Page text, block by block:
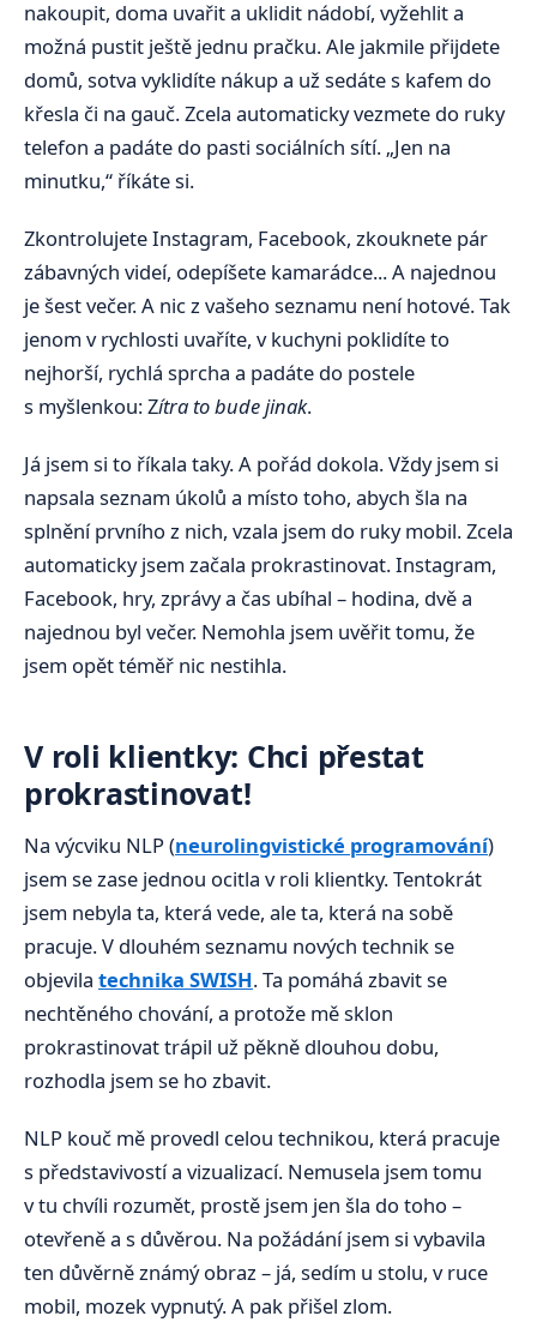
nakoupit, doma uvařit a uklidit nádobí, vyžehlit a
možná pustit ještě jednu pračku. Ale jakmile přijdete
domů, sotva vyklidíte nákup a už sedáte s kafem do
křesla či na gauč. Zcela automaticky vezmete do ruky
telefon a padáte do pasti sociálních sítí. „Jen na
minutku,“ říkáte si.
Zkontrolujete Instagram, Facebook, zkouknete pár
zábavných videí, odepíšete kamarádce... A najednou
je šest večer. A nic z vašeho seznamu není hotové. Tak
jenom v rychlosti uvaříte, v kuchyni poklidíte to
nejhorší, rychlá sprcha a padáte do postele
s myšlenkou: Zítra to bude jinak.
Já jsem si to říkala taky. A pořád dokola. Vždy jsem si
napsala seznam úkolů a místo toho, abych šla na
splnění prvního z nich, vzala jsem do ruky mobil. Zcela
automaticky jsem začala prokrastinovat. Instagram,
Facebook, hry, zprávy a čas ubíhal – hodina, dvě a
najednou byl večer. Nemohla jsem uvěřit tomu, že
jsem opět téměř nic nestihla.
V roli klientky: Chci přestat
prokrastinovat!
Na výcviku NLP (neurolingvistické programování)
jsem se zase jednou ocitla v roli klientky. Tentokrát
jsem nebyla ta, která vede, ale ta, která na sobě
pracuje. V dlouhém seznamu nových technik se
objevila technika SWISH. Ta pomáhá zbavit se
nechtěného chování, a protože mě sklon
prokrastinovat trápil už pěkně dlouhou dobu,
rozhodla jsem se ho zbavit.
NLP kouč mě provedl celou technikou, která pracuje
s představivostí a vizualizací. Nemusela jsem tomu
v tu chvíli rozumět, prostě jsem jen šla do toho –
otevřeně a s důvěrou. Na požádání jsem si vybavila
ten důvěrně známý obraz – já, sedím u stolu, v ruce
mobil, mozek vypnutý. A pak přišel zlom.